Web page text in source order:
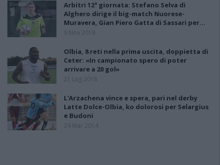
Arbitri 12ª giornata: Stefano Selva di
Alghero dirige il big-match Nuorese-
Muravera, Gian Piero Gatta di Sassari per…
9 Nov 2018
Olbia, 8 reti nella prima uscita, doppietta di
Ceter: «In campionato spero di poter
arrivare a 20 gol»
21 Lug 2018
L'Arzachena vince e spera, pari nel derby
Latte Dolce-Olbia, ko dolorosi per Selargius
e Budoni
24 Mar 2014